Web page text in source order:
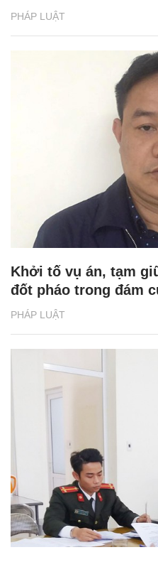
PHÁP LUẬT
PHÁP LUẬT
Khởi tố vụ án, tạm
đốt pháo trong đám